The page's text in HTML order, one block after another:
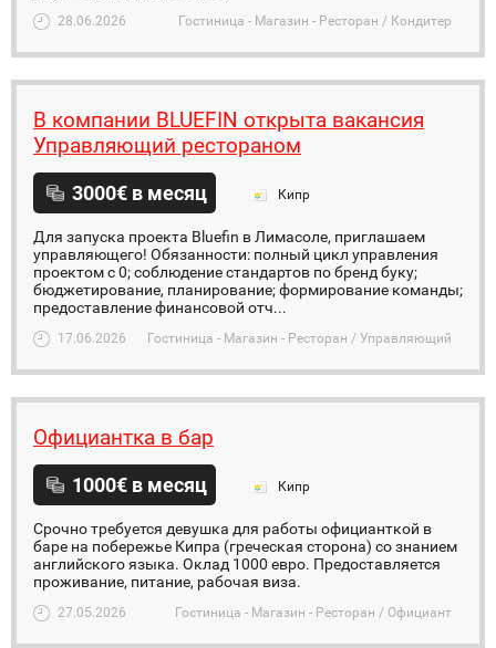
28.06.2026 Гостиница - Магазин - Ресторан / Кондитер
В компании BLUEFIN открыта вакансия
Управляющий рестораном
3000€ в месяц Кипр
Для запуска проекта Bluefin в Лимасоле, приглашаем
управляющего! Обязанности: полный цикл управления
проектом с 0; соблюдение стандартов по бренд буку;
бюджетирование, планирование; формирование команды;
предоставление финансовой отч...
17.06.2026 Гостиница - Магазин - Ресторан / Управляющий
Официантка в бар
1000€ в месяц Кипр
Срочно требуется девушка для работы официанткой в
баре на побережье Кипра (греческая сторона) со знанием
английского языка. Оклад 1000 евро. Предоставляется
проживание, питание, рабочая виза.
27.05.2026 Гостиница - Магазин - Ресторан / Официант